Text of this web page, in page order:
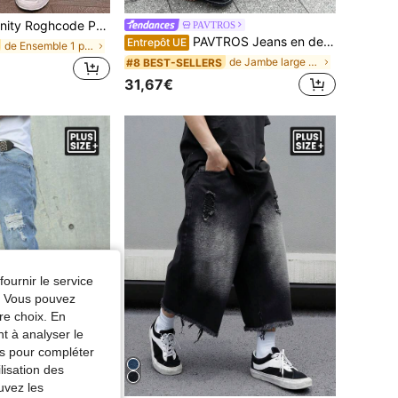
cargo ample et fuselé en jean grande taille pour hommes
de Ensemble 1 pièce Jeans grande taille pour homme
PAVTROS
Entrepôt UE PAVTROS Jeans en denim de mode de rue pour hommes grande taille Manfinity Streetrush. Pantalon streetwear ample, jeans amples pour hommes, style décontracté urbain, grunge
#8 BEST-SELLERS de Jambe large Jeans grande taille pour hommes
31,67€
le service
pouvez
choix. En
à analyser le
pour compléter
des
les